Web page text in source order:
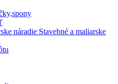
Stavebné a maliarske